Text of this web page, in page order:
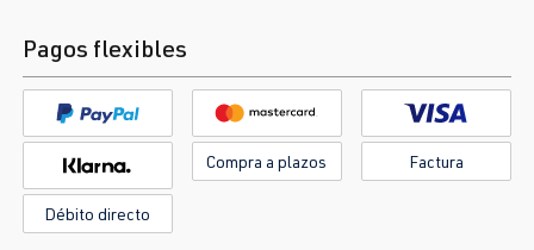
Pagos flexibles
Compra a plazos Factura
Débito directo